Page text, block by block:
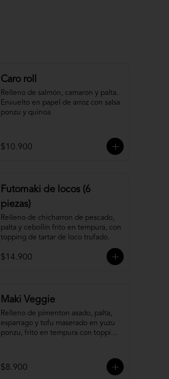
Caro roll
Relleno de salmón, camaron y palta.
Envuelto en papel de arroz con salsa
ponzu y quinoa
$10.900
Futomaki de locos (6
piezas)
Relleno de chicharron de pescado,
palta y cebollin frito en tempura, con
topping de tartar de loco trufado.
$14.900
Maki Veggie
Relleno de pimenton asado, palta,
esparrago y tofu maserado en yuzu
ponzu, frito en tempura con topping
$8.900